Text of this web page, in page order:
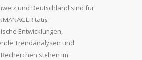
und Deutschland sind für
tätig.
Entwicklungen,
Trendanalysen und
stehen im